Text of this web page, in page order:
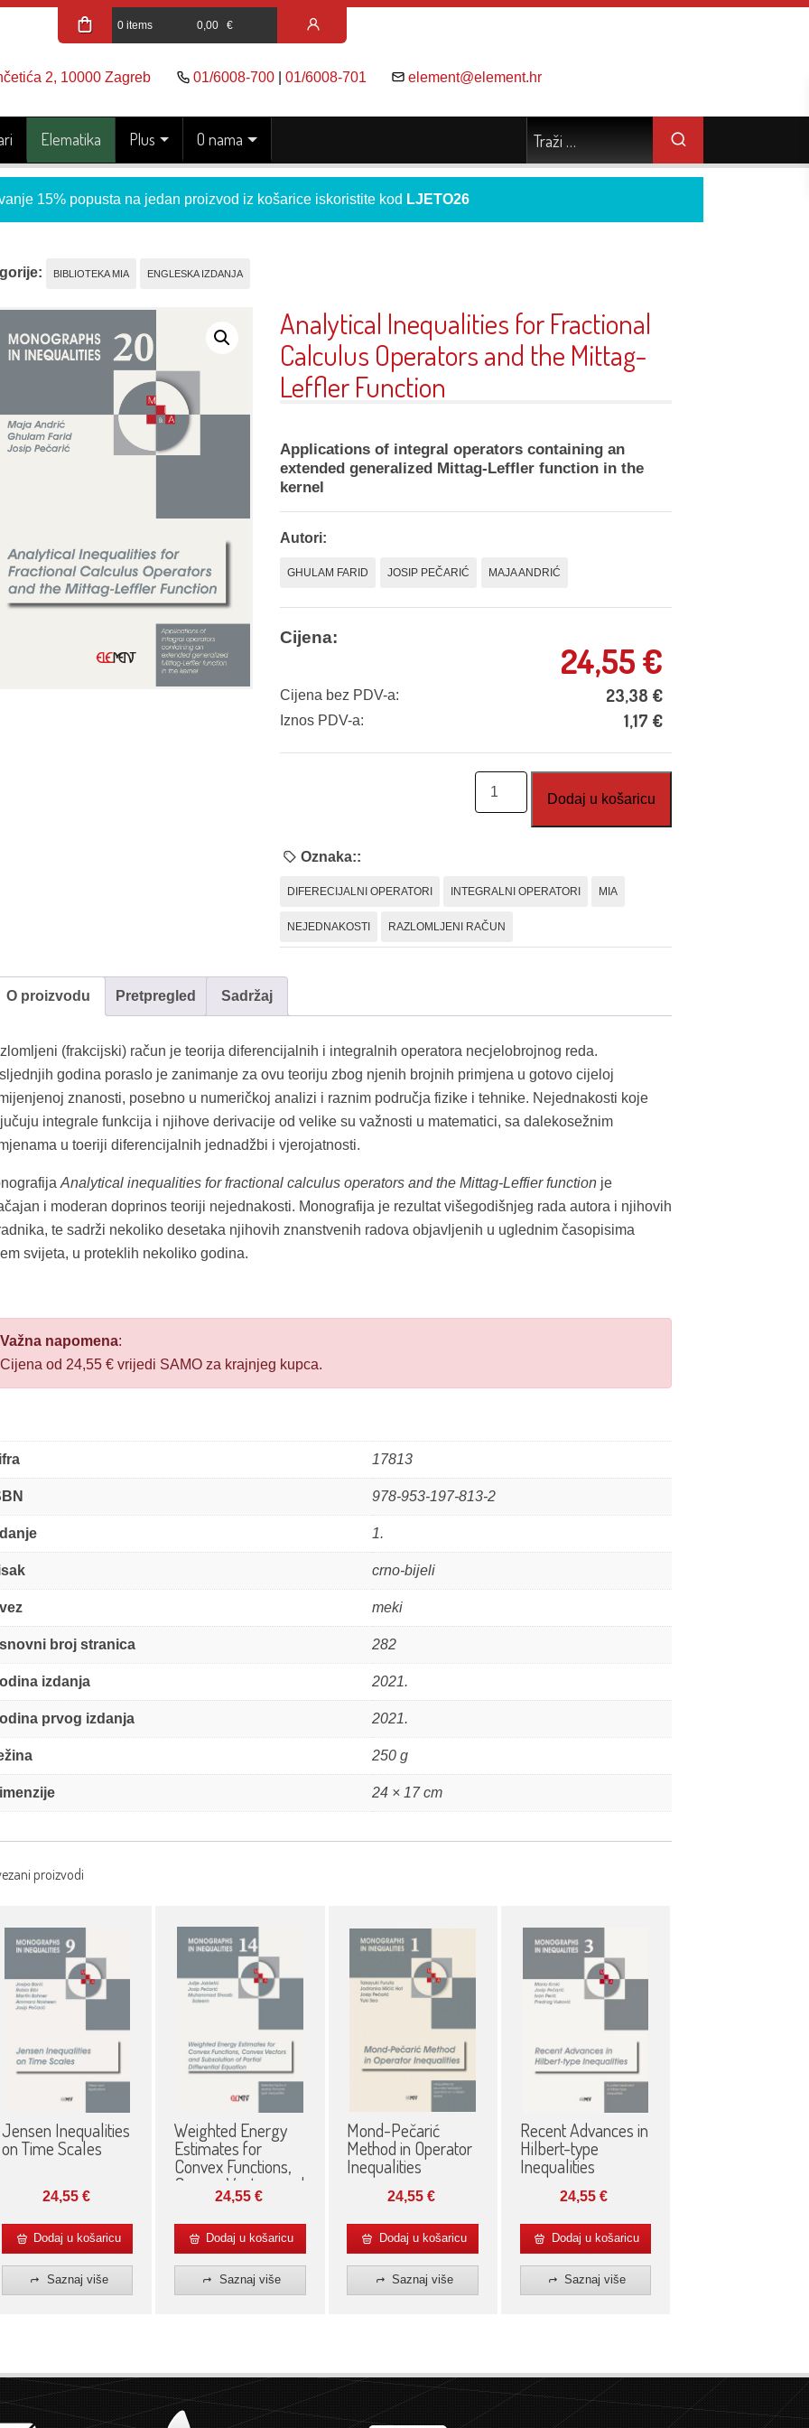
0 items 0,00 €
2, 10000 Zagreb 01/6008-700| 01/6008-701 element@element.hr
Elematika Plus O nama
15% popusta na jedan proizvod iz košarice iskoristite kod LJETO26
BIBLIOTEKA MIA ENGLESKA IZDANJA
Analytical Inequalities for Fractional
Calculus Operators and the Mittag-
Leffler Function
Applications of integral operators containing an
extended generalized Mittag-Leffler function in the
kernel
Autori:
GHULAM FARID JOSIP PEČARIĆ MAJA ANDRIĆ
Cijena:
24,55€
Cijena bez PDV-a: 23,38 €
Iznos PDV-a: 1,17 €
Operators
and
the
Function
Dodaj u košaricu
Oznaka::
DIFERECIJALNI OPERATORI INTEGRALNI OPERATORI MIA
NEJEDNAKOSTI RAZLOMLJENI RAČUN
O proizvodu Pretpregled Sadržaj
(frakcijski) račun je teorija diferencijalnih i integralnih operatora necjelobrojnog reda.
godina poraslo je zanimanje za ovu teoriju zbog njenih brojnih primjena u gotovo cijeloj
znanosti, posebno u numeričkoj analizi i raznim područja fizike i tehnike. Nejednakosti koje
integrale funkcija i njihove derivacije od velike su važnosti u matematici, sa dalekosežnim
u toeriji diferencijalnih jednadžbi i vjerojatnosti.
Analytical inequalities for fractional calculus operators and the Mittag-Leffier function je
i moderan doprinos teoriji nejednakosti. Monografija je rezultat višegodišnjeg rada autora i njihovih
te sadrži nekoliko desetaka njihovih znanstvenih radova objavljenih u uglednim časopisima
svijeta, u proteklih nekoliko godina.
Važna napomena:
Cijena od 24,55 € vrijedi SAMO za krajnjeg kupca.
17813
978-953-197-813-2
1.
crno-bijeli
meki
broj stranica 282
izdanja 2021.
prvog izdanja 2021.
250 g
24 × 17 cm
proizvodi
Jensen Inequalities
on Time Scales
24,55 €
Dodaj u košaricu
Saznaj više
Weighted Energy
Estimates for
Convex Functions,
Convex Vectors and
Subsolution of
Partial Differential
Equation
24,55 €
Dodaj u košaricu
Saznaj više
Mond-Pečarić
Method in Operator
Inequalities
24,55€
Dodaj u košaricu
Saznaj više
Recent Advances in
Hilbert-type
Inequalities
24,55€
Dodaj u košaricu
Saznaj više